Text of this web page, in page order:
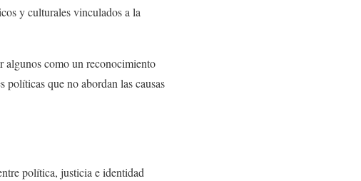
y culturales vinculados a la
algunos como un reconocimiento
políticas que no abordan las causas
política, justicia e identidad